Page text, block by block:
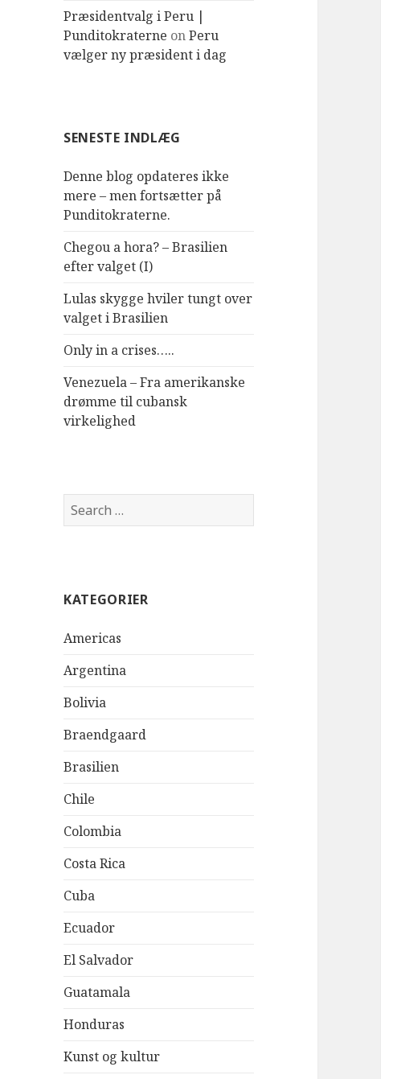
Præsidentvalg i Peru |
Punditokraterne onPeru
vælger ny præsident i dag
SENESTE INDLÆG
Denne blog opdateres ikke
mere – men fortsætter på
Punditokraterne.
Chegou a hora? – Brasilien
efter valget (I)
Lulas skygge hviler tungt over
valget i Brasilien
Only in a crises…..
Venezuela – Fra amerikanske
drømme til cubansk
virkelighed
Search
for:
KATEGORIER
Americas
Argentina
Bolivia
Braendgaard
Brasilien
Chile
Colombia
Costa Rica
Cuba
Ecuador
El Salvador
Guatamala
Honduras
Kunst og kultur